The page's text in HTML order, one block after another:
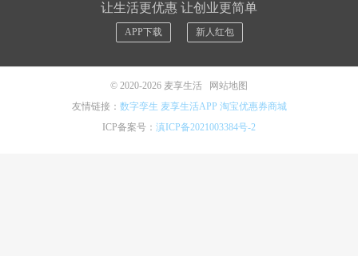
让生活更优惠 让创业更简单
APP下载 新人红包
© 2020-2026 麦享生活
网站地图
友情链接： 数字孪生 麦享生活APP 淘宝优惠券商城
ICP备案号： 滇ICP备2021003384号-2